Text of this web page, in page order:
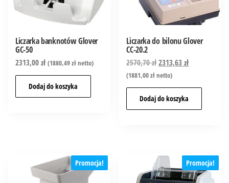
Liczarka banknotów Glover
GC-50
2313,00zł (1880,49złnetto)
Dodaj do koszyka
Liczarka do bilonu Glover
CC-20.2
2570,70zł2313,63zł
(1881,00złnetto)
Dodaj do koszyka
Promocja! Promocja!